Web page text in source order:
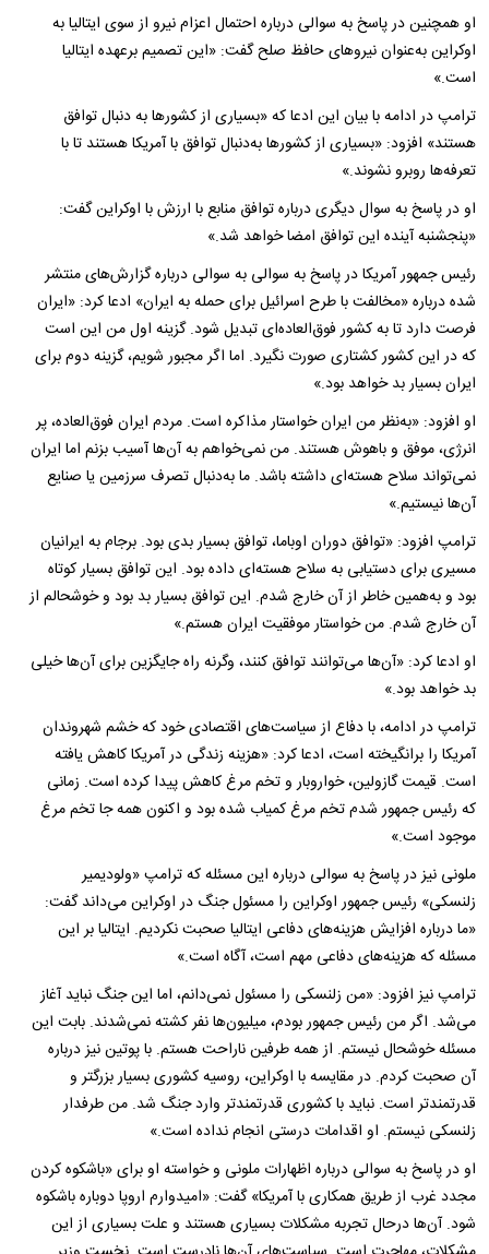
او همچنین در پاسخ به سوالی درباره احتمال اعزام نیرو از سوی ایتالیا به
اوکراین به‌عنوان نیروهای حافظ صلح گفت: «این تصمیم برعهده ایتالیا
است.»
ترامپ در ادامه با بیان این ادعا که «بسیاری از کشورها به دنبال توافق
هستند» افزود: «بسیاری از کشورها به‌دنبال توافق با آمریکا هستند تا با
تعرفه‌ها روبرو نشوند.»
او در پاسخ به سوال دیگری درباره توافق منابع با ارزش با اوکراین گفت:
«پنجشنبه آینده این توافق امضا خواهد شد.»
رئیس جمهور آمریکا در پاسخ به سوالی به سوالی درباره گزارش‌های منتشر
شده درباره «مخالفت با طرح اسرائیل برای حمله به ایران» ادعا کرد: «ایران
فرصت دارد تا به کشور فوق‌العاده‌ای تبدیل شود. گزینه اول من این است
که در این کشور کشتاری صورت نگیرد. اما اگر مجبور شویم، گزینه دوم برای
ایران بسیار بد خواهد بود.»
او افزود: «به‌نظر من ایران خواستار مذاکره است. مردم ایران فوق‌العاده، پر
انرژی، موفق و باهوش هستند. من نمی‌خواهم به آن‌ها آسیب بزنم اما ایران
نمی‌تواند سلاح هسته‌ای داشته باشد. ما به‌دنبال تصرف سرزمین یا صنایع
آن‌ها نیستیم.»
ترامپ افزود: «توافق دوران اوباما، توافق بسیار بدی بود. برجام به ایرانیان
مسیری برای دستیابی به سلاح هسته‌ای داده بود. این توافق بسیار کوتاه
بود و به‌همین خاطر از آن خارج شدم. این توافق بسیار بد بود و خوشحالم از
آن خارج شدم. من خواستار موفقیت ایران هستم.»
او ادعا کرد: «آن‌ها می‌توانند توافق کنند، وگرنه راه جایگزین برای آن‌ها خیلی
بد خواهد بود.»
ترامپ در ادامه، با دفاع از سیاست‌های اقتصادی خود که خشم شهروندان
آمریکا را برانگیخته است، ادعا کرد: «هزینه زندگی در آمریکا کاهش یافته
است. قیمت گازولین، خواروبار و تخم مرغ کاهش پیدا کرده است. زمانی
که رئیس جمهور شدم تخم مرغ کمیاب شده بود و اکنون همه جا تخم مرغ
موجود است.»
ملونی نیز در پاسخ به سوالی درباره این مسئله که ترامپ «ولودیمیر
زلنسکی» رئیس جمهور اوکراین را مسئول جنگ در اوکراین می‌داند گفت:
«ما درباره افزایش هزینه‌های دفاعی ایتالیا صحبت نکردیم. ایتالیا بر این
مسئله که هزینه‌های دفاعی مهم است، آگاه است.»
ترامپ نیز افزود: «من زلنسکی را مسئول نمی‌دانم، اما این جنگ نباید آغاز
می‌شد. اگر من رئیس جمهور بودم، میلیون‌ها نفر کشته نمی‌شدند. بابت این
مسئله خوشحال نیستم. از همه طرفین ناراحت هستم. با پوتین نیز درباره
آن صحبت کردم. در مقایسه با اوکراین، روسیه کشوری بسیار بزرگتر و
قدرتمندتر است. نباید با کشوری قدرتمندتر وارد جنگ شد. من طرفدار
زلنسکی نیستم. او اقدامات درستی انجام نداده است.»
او در پاسخ به سوالی درباره اظهارات ملونی و خواسته او برای «باشکوه کردن
مجدد غرب از طریق همکاری با آمریکا» گفت: «امیدوارم اروپا دوباره باشکوه
شود. آن‌ها درحال تجربه مشکلات بسیاری هستند و علت بسیاری از این